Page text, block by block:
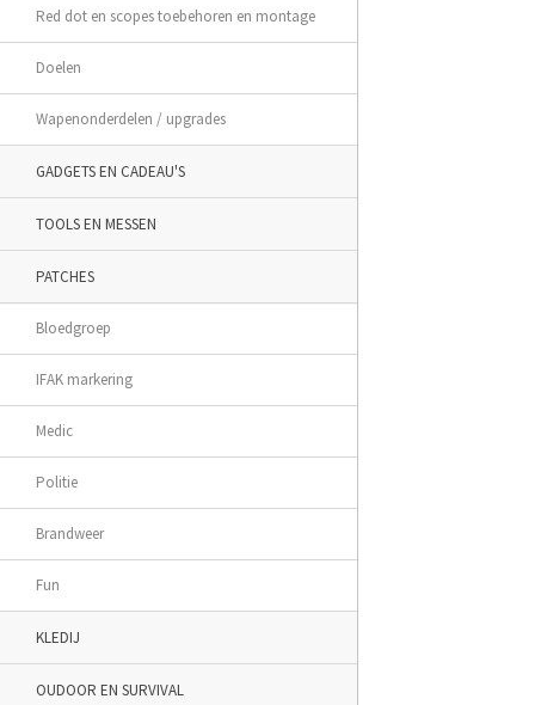
Red dot en scopes toebehoren en montage
Doelen
Wapenonderdelen / upgrades
GADGETS EN CADEAU'S
TOOLS EN MESSEN
PATCHES
Bloedgroep
IFAK markering
Medic
Politie
Brandweer
Fun
KLEDIJ
OUDOOR EN SURVIVAL